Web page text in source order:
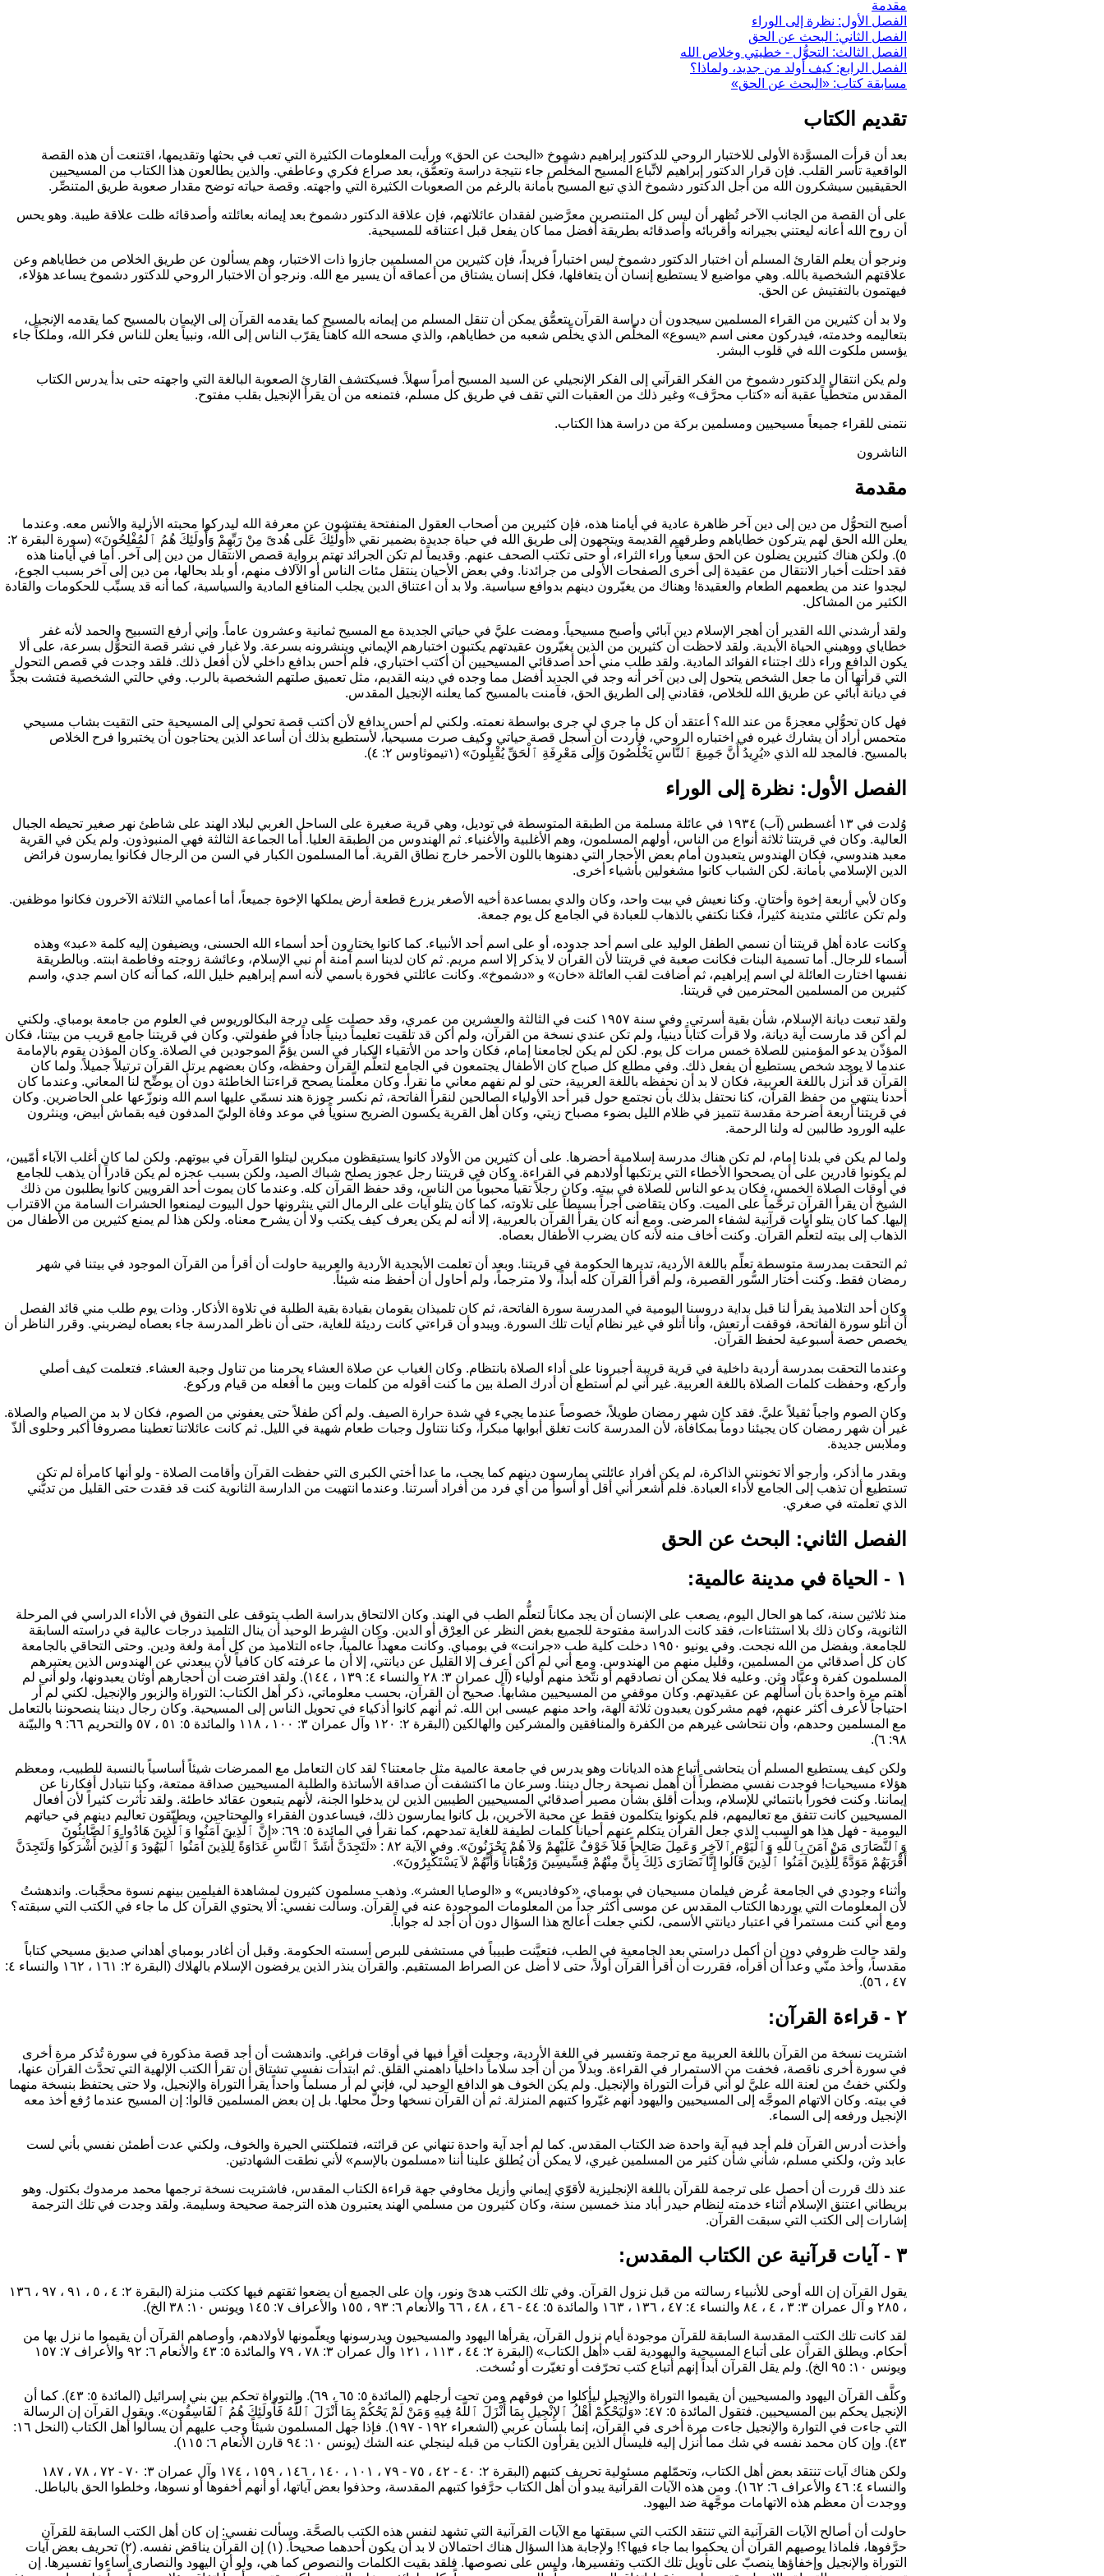
مقدمة
الفصل الأول: نظرة إلى الوراء
الفصل الثاني: البحث عن الحق
الفصل الثالث: التحوُّل - خطيتي وخلاص الله
الفصل الرابع: كيف أولد من جديد، ولماذا؟
مسابقة كتاب: «البحث عن الحق»
تقديم الكتاب
بعد أن قرأت المسوَّدة الأولى للاختبار الروحي للدكتور إبراهيم دشموخ «البحث عن الحق» ورأيت المعلومات الكثيرة التي تعب في بحثها وتقديمها، اقتنعت أن هذه القصة
الواقعية تأسر القلب. فإن قرار الدكتور إبراهيم لاتِّباع المسيح المخلِّص جاء نتيجة دراسة وتعمُّق، بعد صراع فكري وعاطفي. والذين يطالعون هذا الكتاب من المسيحيين
الحقيقيين سيشكرون الله من أجل الدكتور دشموخ الذي تبع المسيح بأمانة بالرغم من الصعوبات الكثيرة التي واجهته. وقصة حياته توضح مقدار صعوبة طريق المتنصِّر.
على أن القصة من الجانب الآخر تُظهر أن ليس كل المتنصرين معرَّضين لفقدان عائلاتهم، فإن علاقة الدكتور دشموخ بعد إيمانه بعائلته وأصدقائه ظلت علاقة طيبة. وهو يحس
أن روح الله أعانه ليعتني بجيرانه وأقربائه وأصدقائه بطريقة أفضل مما كان يفعل قبل اعتناقه للمسيحية.
ونرجو أن يعلم القارئ المسلم أن اختبار الدكتور دشموخ ليس اختباراً فريداً، فإن كثيرين من المسلمين جازوا ذات الاختبار، وهم يسألون عن طريق الخلاص من خطاياهم وعن
علاقتهم الشخصية بالله. وهي مواضيع لا يستطيع إنسان أن يتغافلها، فكل إنسان يشتاق من أعماقه أن يسير مع الله. ونرجو أن الاختبار الروحي للدكتور دشموخ يساعد هؤلاء،
فيهتمون بالتفتيش عن الحق.
ولا بد أن كثيرين من القراء المسلمين سيجدون أن دراسة القرآن بتعمُّق يمكن أن تنقل المسلم من إيمانه بالمسيح كما يقدمه القرآن إلى الإيمان بالمسيح كما يقدمه الإنجيل،
بتعاليمه وخدمته، فيدركون معنى اسم «يسوع» المخلِّص الذي يخلِّص شعبه من خطاياهم، والذي مسحه الله كاهناً يقرّب الناس إلى الله، ونبياً يعلن للناس فكر الله، وملكاً جاء
يؤسس ملكوت الله في قلوب البشر.
ولم يكن انتقال الدكتور دشموخ من الفكر القرآني إلى الفكر الإنجيلي عن السيد المسيح أمراً سهلاً. فسيكتشف القارئ الصعوبة البالغة التي واجهته حتى بدأ يدرس الكتاب
المقدس متخطّياً عقبة أنه «كتاب محرَّف» وغير ذلك من العقبات التي تقف في طريق كل مسلم، فتمنعه من أن يقرأ الإنجيل بقلب مفتوح.
نتمنى للقراء جميعاً مسيحيين ومسلمين بركة من دراسة هذا الكتاب.
الناشرون
مقدمة
أصبح التحوُّل من دين إلى دين آخر ظاهرة عادية في أيامنا هذه، فإن كثيرين من أصحاب العقول المنفتحة يفتشون عن معرفة الله ليدركوا محبته الأزلية والأنس معه. وعندما
يعلن الله الحق لهم يتركون خطاياهم وطرقهم القديمة ويتجهون إلى طريق الله في حياة جديدة بضمير نقي «أُولَئِكَ عَلَى هُدىً مِنْ رَبِّهِمْ وَأُولَئِكَ هُمُ ٱلْمُفْلِحُونَ»
(سورة البقرة ٢:
٥). ولكن هناك كثيرين يضلون عن الحق سعياً وراء الثراء، أو حتى تكتب الصحف عنهم. وقديماً لم تكن الجرائد تهتم برواية قصص الانتقال من دين إلى آخر. أما في أيامنا هذه
فقد احتلت أخبار الانتقال من عقيدة إلى أخرى الصفحات الأولى من جرائدنا. وفي بعض الأحيان ينتقل مئات الناس أو الآلاف منهم، أو بلد بحالها، من دين إلى آخر بسبب الجوع،
ليجدوا عند من يطعمهم الطعام والعقيدة! وهناك من يغيّرون دينهم بدوافع سياسية. ولا بد أن اعتناق الدين يجلب المنافع المادية والسياسية، كما أنه قد يسبِّب للحكومات والقادة
الكثير من المشاكل.
ولقد أرشدني الله القدير أن أهجر الإسلام دين آبائي وأصبح مسيحياً. ومضت عليَّ في حياتي الجديدة مع المسيح ثمانية وعشرون عاماً. وإني أرفع التسبيح والحمد لأنه غفر
خطاياي ووهبني الحياة الأبدية. ولقد لاحظت أن كثيرين من الذين يغيّرون عقيدتهم يكتبون اختبارهم الإيماني وينشرونه بسرعة. ولا غبار في نشر قصة التحوُّل بسرعة، على ألا
يكون الدافع وراء ذلك اجتناء الفوائد المادية. ولقد طلب مني أحد أصدقائي المسيحيين أن أكتب اختباري، فلم أحس بدافع داخلي لأن أفعل ذلك. فلقد وجدت في قصص التحول
التي قرأتها أن ما جعل الشخص يتحول إلى دين آخر أنه وجد في الجديد أفضل مما وجده في دينه القديم، مثل تعميق صلتهم الشخصية بالرب. وفي حالتي الشخصية فتشت بجدٍّ
في ديانة آبائي عن طريق الله للخلاص، فقادني إلى الطريق الحق، فآمنت بالمسيح كما يعلنه الإنجيل المقدس.
فهل كان تحوُّلي معجزةً من عند الله؟ أعتقد أن كل ما جرى لي جرى بواسطة نعمته. ولكني لم أحس بدافع لأن أكتب قصة تحولي إلى المسيحية حتى التقيت بشاب مسيحي
متحمس أراد أن يشارك غيره في اختباره الروحي، فأردت أن أسجل قصة حياتي وكيف صرت مسيحياً، لأستطيع بذلك أن أساعد الذين يحتاجون أن يختبروا فرح الخلاص
بالمسيح. فالمجد لله الذي «يُرِيدُ أَنَّ جَمِيعَ ٱلنَّاسِ يَخْلُصُونَ وَإِلَى مَعْرِفَةِ ٱلْحَقِّ يُقْبِلُونَ» (١تيموثاوس ٢: ٤).
الفصل الأول: نظرة إلى الوراء
وُلدت في ١٣ أغسطس (آب) ١٩٣٤ في عائلة مسلمة من الطبقة المتوسطة في توديل، وهي قرية صغيرة على الساحل الغربي لبلاد الهند على شاطئ نهر صغير تحيطه الجبال
العالية. وكان في قريتنا ثلاثة أنواع من الناس، أولهم المسلمون، وهم الأغلبية والأغنياء. ثم الهندوس من الطبقة العليا. أما الجماعة الثالثة فهي المنبوذون. ولم يكن في القرية
معبد هندوسي، فكان الهندوس يتعبدون أمام بعض الأحجار التي دهنوها باللون الأحمر خارج نطاق القرية. أما المسلمون الكبار في السن من الرجال فكانوا يمارسون فرائض
الدين الإسلامي بأمانة. لكن الشباب كانوا مشغولين بأشياء أخرى.
وكان لأبي أربعة إخوة وأختان. وكنا نعيش في بيت واحد، وكان والدي بمساعدة أخيه الأصغر يزرع قطعة أرض يملكها الإخوة جميعاً، أما أعمامي الثلاثة الآخرون فكانوا موظفين.
ولم تكن عائلتي متدينة كثيراً، فكنا نكتفي بالذهاب للعبادة في الجامع كل يوم جمعة.
وكانت عادة أهل قريتنا أن نسمي الطفل الوليد على اسم أحد جدوده، أو على اسم أحد الأنبياء. كما كانوا يختارون أحد أسماء الله الحسنى، ويضيفون إليه كلمة «عبد» وهذه
أسماء للرجال. أما تسمية البنات فكانت صعبة في قريتنا لأن القرآن لا يذكر إلا اسم مريم. ثم كان لدينا اسم آمنة أم نبي الإسلام، وعائشة زوجته وفاطمة ابنته. وبالطريقة
نفسها اختارت العائلة لي اسم إبراهيم، ثم أضافت لقب العائلة «خان» و «دشموخ». وكانت عائلتي فخورة باسمي لأنه اسم إبراهيم خليل الله، كما أنه كان اسم جدي، واسم
كثيرين من المسلمين المحترمين في قريتنا.
ولقد تبعت ديانة الإسلام، شأن بقية أسرتي. وفي سنة ١٩٥٧ كنت في الثالثة والعشرين من عمري، وقد حصلت على درجة البكالوريوس في العلوم من جامعة بومباي. ولكني
لم أكن قد مارست أية ديانة، ولا قرأت كتاباً دينياً، ولم تكن عندي نسخة من القرآن، ولم أكن قد تلقيت تعليماً دينياً جاداً في طفولتي. وكان في قريتنا جامع قريب من بيتنا، فكان
المؤذّن يدعو المؤمنين للصلاة خمس مرات كل يوم. لكن لم يكن لجامعنا إمام، فكان واحد من الأتقياء الكبار في السن يؤمُّ الموجودين في الصلاة. وكان المؤذن يقوم بالإمامة
عندما لا يوجد شخص يستطيع أن يفعل ذلك. وفي مطلع كل صباح كان الأطفال يجتمعون في الجامع لتعلُّم القرآن وحفظه، وكان بعضهم يرتل القرآن ترتيلاً جميلاً. ولما كان
القرآن قد أُنزل باللغة العربية، فكان لا بد أن نحفظه باللغة العربية، حتى لو لم نفهم معاني ما نقرأ. وكان معلّمنا يصحح قراءتنا الخاطئة دون أن يوضِّح لنا المعاني. وعندما كان
أحدنا ينتهي من حفظ القرآن، كنا نحتفل بذلك بأن نجتمع حول قبر أحد الأولياء الصالحين لنقرأ الفاتحة، ثم نكسر جوزة هند نسمّي عليها اسم الله ونوزّعها على الحاضرين. وكان
في قريتنا أربعة أضرحة مقدسة تتميز في ظلام الليل بضوء مصباح زيتي، وكان أهل القرية يكسون الضريح سنوياً في موعد وفاة الوليّ المدفون فيه بقماش أبيض، وينثرون
عليه الورود طالبين له ولنا الرحمة.
ولما لم يكن في بلدنا إمام، لم تكن هناك مدرسة إسلامية أحضرها. على أن كثيرين من الأولاد كانوا يستيقظون مبكرين ليتلوا القرآن في بيوتهم. ولكن لما كان أغلب الآباء أمّيين،
لم يكونوا قادرين على أن يصححوا الأخطاء التي يرتكبها أولادهم في القراءة. وكان في قريتنا رجل عجوز يصلح شباك الصيد، ولكن بسبب عجزه لم يكن قادراً أن يذهب للجامع
في أوقات الصلاة الخمس، فكان يدعو الناس للصلاة في بيته. وكان رجلاً تقياً محبوباً من الناس، وقد حفظ القرآن كله. وعندما كان يموت أحد القرويين كانوا يطلبون من ذلك
الشيخ أن يقرأ القرآن ترحُّماً على الميت. وكان يتقاضى أجراً بسيطاً على تلاوته، كما كان يتلو آيات على الرمال التي ينثرونها حول البيوت ليمنعوا الحشرات السامة من الاقتراب
إليها. كما كان يتلو آيات قرآنية لشفاء المرضى. ومع أنه كان يقرأ القرآن بالعربية، إلا أنه لم يكن يعرف كيف يكتب ولا أن يشرح معناه. ولكن هذا لم يمنع كثيرين من الأطفال من
الذهاب إلى بيته لتعلُّم القرآن. وكنت أخاف منه لأنه كان يضرب الأطفال بعصاه.
ثم التحقت بمدرسة متوسطة تعلِّم باللغة الأردية، تديرها الحكومة في قريتنا. وبعد أن تعلمت الأبجدية الأردية والعربية حاولت أن أقرأ من القرآن الموجود في بيتنا في شهر
رمضان فقط. وكنت أختار السُّور القصيرة، ولم أقرأ القرآن كله أبداً، ولا مترجماً، ولم أحاول أن أحفظ منه شيئاً.
وكان أحد التلاميذ يقرأ لنا قبل بداية دروسنا اليومية في المدرسة سورة الفاتحة، ثم كان تلميذان يقومان بقيادة بقية الطلبة في تلاوة الأذكار. وذات يوم طلب مني قائد الفصل
أن أتلو سورة الفاتحة، فوقفت أرتعش، وأنا أتلو في غير نظام آيات تلك السورة. ويبدو أن قراءتي كانت رديئة للغاية، حتى أن ناظر المدرسة جاء بعصاه ليضربني. وقرر الناظر أن
يخصص حصة أسبوعية لحفظ القرآن.
وعندما التحقت بمدرسة أردية داخلية في قرية قريبة أجبرونا على أداء الصلاة بانتظام. وكان الغياب عن صلاة العشاء يحرمنا من تناول وجبة العشاء. فتعلمت كيف أصلي
وأركع، وحفظت كلمات الصلاة باللغة العربية. غير أني لم أستطع أن أدرك الصلة بين ما كنت أقوله من كلمات وبين ما أفعله من قيام وركوع.
وكان الصوم واجباً ثقيلاً عليَّ. فقد كان شهر رمضان طويلاً، خصوصاً عندما يجيء في شدة حرارة الصيف. ولم أكن طفلاً حتى يعفوني من الصوم، فكان لا بد من الصيام والصلاة.
غير أن شهر رمضان كان يجيئنا دوماً بمكافأة، لأن المدرسة كانت تغلق أبوابها مبكراً، وكنا نتناول وجبات طعام شهية في الليل. ثم كانت عائلاتنا تعطينا مصروفاً أكبر وحلوى ألذّ
وملابس جديدة.
وبقدر ما أذكر، وأرجو ألا تخونني الذاكرة، لم يكن أفراد عائلتي يمارسون دينهم كما يجب، ما عدا أختي الكبرى التي حفظت القرآن وأقامت الصلاة - ولو أنها كامرأة لم تكن
تستطيع أن تذهب إلى الجامع لأداء العبادة. فلم أشعر أني أقل أو أسوأ من أي فرد من أفراد أسرتنا. وعندما انتهيت من الدارسة الثانوية كنت قد فقدت حتى القليل من تديُّني
الذي تعلمته في صغري.
الفصل الثاني: البحث عن الحق
١ - الحياة في مدينة عالمية:
منذ ثلاثين سنة، كما هو الحال اليوم، يصعب على الإنسان أن يجد مكاناً لتعلُّم الطب في الهند. وكان الالتحاق بدراسة الطب يتوقف على التفوق في الأداء الدراسي في المرحلة
الثانوية، وكان ذلك بلا استثناءات، فقد كانت الدراسة مفتوحة للجميع بغض النظر عن العِرْق أو الدين. وكان الشرط الوحيد أن ينال التلميذ درجات عالية في دراسته السابقة
للجامعة. وبفضل من الله نجحت. وفي يونيو ١٩٥٠ دخلت كلية طب
«جرانت» في بومباي. وكانت معهداً عالمياً، جاءه التلاميذ من كل أمة ولغة ودين. وحتى التحاقي بالجامعة
كان كل أصدقائي من المسلمين، وقليل منهم من الهندوس. ومع أني لم أكن أعرف إلا القليل عن ديانتي، إلا أن ما عرفته كان كافياً لأن يبعدني عن الهندوس الذين يعتبرهم
المسلمون كفرة وعبَّاد وثن. وعليه فلا يمكن أن نصادقهم أو نتَّخذ منهم أولياء (آل عمران ٣: ٢٨ والنساء ٤: ١٣٩ ، ١٤٤). ولقد افترضت أن أحجارهم أوثان يعبدونها، ولو أني لم
أهتم مرة واحدة بأن أسألهم عن عقيدتهم. وكان موقفي من المسيحيين مشابهاً. صحيح أن القرآن، بحسب معلوماتي، ذكر أهل الكتاب: التوراة والزبور والإنجيل. لكني لم أر
احتياجاً لأعرف أكثر عنهم، فهم مشركون يعبدون ثلاثة آلهة، واحد منهم عيسى ابن الله. ثم أنهم كانوا أذكياء في تحويل الناس إلى المسيحية. وكان رجال ديننا ينصحوننا بالتعامل
مع المسلمين وحدهم، وأن نتحاشى غيرهم من الكفرة والمنافقين والمشركين والهالكين (البقرة ٢: ١٢٠ وآل عمران ٣: ١٠٠ ، ١١٨ والمائدة ٥: ٥١ ، ٥٧ والتحريم ٦٦: ٩ والبيّنة
٩٨: ٦).
ولكن كيف يستطيع المسلم أن يتحاشى أتباع هذه الديانات وهو يدرس في جامعة عالمية مثل جامعتنا؟ لقد كان التعامل مع الممرضات شيئاً أساسياً بالنسبة للطبيب، ومعظم
هؤلاء مسيحيات! فوجدت نفسي مضطراً أن أهمل نصيحة رجال ديننا. وسرعان ما اكتشفت أن صداقة الأساتذة والطلبة المسيحيين صداقة ممتعة، وكنا نتبادل أفكارنا عن
إيماننا. وكنت فخوراً بانتمائي للإسلام، وبدأت أقلق بشأن مصير أصدقائي المسيحيين الطيبين الذين لن يدخلوا الجنة، لأنهم يتبعون عقائد خاطئة. ولقد تأثرت كثيراً لأن أفعال
المسيحيين كانت تتفق مع تعاليمهم، فلم يكونوا يتكلمون فقط عن محبة الآخرين، بل كانوا يمارسون ذلك، فيساعدون الفقراء والمحتاجين، ويطبّقون تعاليم دينهم في حياتهم
اليومية - فهل هذا هو السبب الذي جعل القرآن يتكلم عنهم أحياناً كلمات لطيفة للغاية تمدحهم، كما نقرأ في المائدة ٥: ٦٩:
«إِنَّ ٱلَّذِينَ آمَنُوا وَٱلَّذِينَ هَادُوا وَٱلصَّابِئُونَ
وَٱلنَّصَارَى مَنْ آمَنَ بِٱللَّهِ وَٱلْيَوْمِ ٱلآخِرِ وَعَمِلَ صَالِحاً فَلاَ خَوْفٌ عَلَيْهِمْ وَلاَ هُمْ يَحْزَنُونَ». وفي الآية ٨٢ :
«لَتَجِدَنَّ أَشَدَّ ٱلنَّاسِ عَدَاوَةً لِلَّذِينَ آمَنُوا ٱلْيَهُودَ وَٱلَّذِينَ أَشْرَكُوا وَلَتَجِدَنَّ
أَقْرَبَهُمْ مَوَدَّةً لِلَّذِينَ آمَنُوا ٱلَّذِينَ قَالُوا إِنَّا نَصَارَى ذَلِكَ بِأَنَّ مِنْهُمْ قِسِّيسِينَ وَرُهْبَاناً وَأَنَّهُمْ لاَ يَسْتَكْبِرُونَ».
وأثناء وجودي في الجامعة عُرض فيلمان مسيحيان في بومباي، «كوفاديس» و «الوصايا العشر». وذهب مسلمون كثيرون لمشاهدة الفيلمين بينهم نسوة محجَّبات. واندهشتُ
لأن المعلومات التي يوردها الكتاب المقدس عن موسى أكثر جداً من المعلومات الموجودة عنه في القرآن. وسألت نفسي: ألا يحتوي القرآن كل ما جاء في الكتب التي سبقته؟
ومع أني كنت مستمراً في اعتبار ديانتي الأسمى، لكني جعلت أعالج هذا السؤال دون أن أجد له جواباً.
ولقد حالت ظروفي دون أن أكمل دراستي بعد الجامعية في الطب، فتعيَّنت طبيباً في مستشفى للبرص أسسته الحكومة. وقبل أن أغادر بومباي أهداني صديق مسيحي كتاباً
مقدساً، وأخذ منّي وعداً أن أقرأه، فقررت أن أقرأ القرآن أولاً، حتى لا أضل عن الصراط المستقيم. والقرآن ينذر الذين يرفضون الإسلام بالهلاك (البقرة ٢: ١٦١ ، ١٦٢ والنساء ٤:
٤٧ ، ٥٦).
٢ - قراءة القرآن:
اشتريت نسخة من القرآن باللغة العربية مع ترجمة وتفسير في اللغة الأردية، وجعلت أقرأ فيها في أوقات فراغي. واندهشت أن أجد قصة مذكورة في سورة تُذكر مرة أخرى
في سورة أخرى ناقصة، فخفت من الاستمرار في القراءة. وبدلاً من أن أجد سلاماً داخلياً داهمني القلق. ثم ابتدأت نفسي تشتاق أن تقرأ الكتب الإلهية التي تحدَّث القرآن عنها،
ولكني خفتُ من لعنة الله عليَّ لو أني قرأت التوراة والإنجيل. ولم يكن الخوف هو الدافع الوحيد لي، فإني لم أر مسلماً واحداً يقرأ التوراة والإنجيل، ولا حتى يحتفظ بنسخة منهما
في بيته. وكان الاتهام الموجَّه إلى المسيحيين واليهود أنهم غيّروا كتبهم المنزلة. ثم أن القرآن نسخها وحلَّ محلها. بل إن بعض المسلمين قالوا: إن المسيح عندما رُفع أخذ معه
الإنجيل ورفعه إلى السماء.
وأخذت أدرس القرآن فلم أجد فيه آية واحدة ضد الكتاب المقدس. كما لم أجد آية واحدة تنهاني عن قرائته، فتملكتني الحيرة والخوف، ولكني عدت أطمئن نفسي بأني لست
عابد وثن، ولكني مسلم، شأني شأن كثير من المسلمين غيري، لا يمكن أن يُطلق علينا أننا «مسلمون بالإسم» لأني نطقت الشهادتين.
عند ذلك قررت أن أحصل على ترجمة للقرآن باللغة الإنجليزية لأقوّي إيماني وأزيل مخاوفي جهة قراءة الكتاب المقدس، فاشتريت نسخة ترجمها محمد مرمدوك بكتول. وهو
بريطاني اعتنق الإسلام أثناء خدمته لنظام حيدر أباد منذ خمسين سنة، وكان كثيرون من مسلمي الهند يعتبرون هذه الترجمة صحيحة وسليمة. ولقد وجدت في تلك الترجمة
إشارات إلى الكتب التي سبقت القرآن.
٣ - آيات قرآنية عن الكتاب المقدس:
يقول القرآن إن الله أوحى للأنبياء رسالته من قبل نزول القرآن. وفي تلك الكتب هدىً ونور، وإن على الجميع أن يضعوا ثقتهم فيها ككتب منزلة (البقرة ٢: ٤ ، ٥ ، ٩١ ، ٩٧ ، ١٣٦
، ٢٨٥ و آل عمران ٣: ٣ ، ٤ ، ٨٤ والنساء ٤: ٤٧ ، ١٣٦ ، ١٦٣ والمائدة ٥: ٤٤ - ٤٦ ، ٤٨ ، ٦٦ والأنعام ٦: ٩٣ ، ١٥٥ والأعراف ٧: ١٤٥ ويونس ١٠: ٣٨ الخ).
لقد كانت تلك الكتب المقدسة السابقة للقرآن موجودة أيام نزول القرآن، يقرأها اليهود والمسيحيون ويدرسونها ويعلّمونها لأولادهم، وأوصاهم القرآن أن يقيموا ما نزل بها من
أحكام. ويطلق القرآن على أتباع المسيحية واليهودية لقب «أهل الكتاب»
(البقرة ٢: ٤٤ ، ١١٣ ، ١٢١ وآل عمران ٣: ٧٨ ، ٧٩ والمائدة ٥: ٤٣ والأنعام ٦: ٩٢ والأعراف ٧: ١٥٧
ويونس ١٠: ٩٥ الخ). ولم يقل القرآن أبداً إنهم أتباع كتب تحرّفت أو تغيّرت أو نُسخت.
وكلَّف القرآن اليهود والمسيحيين أن يقيموا التوراة والإنجيل ليأكلوا من فوقهم ومن تحت أرجلهم (المائدة ٥: ٦٥ ، ٦٩). والتوراة تحكم بين بني إسرائيل (المائدة ٥: ٤٣). كما أن
الإنجيل يحكم بين المسيحيين. فتقول المائدة ٥: ٤٧:
«وَلْيَحْكُمْ أَهْلُ ٱلإِنْجِيلِ بِمَا أَنْزَلَ ٱللَّهُ فِيهِ وَمَنْ لَمْ يَحْكُمْ بِمَا أَنْزَلَ ٱللَّهُ فَأُولَئِكَ هُمُ ٱلْفَاسِقُون». ويقول القرآن إن الرسالة
التي جاءت في التوارة والإنجيل جاءت مرة أخرى في القرآن، إنما بلسان عربي (الشعراء ١٩٢ - ١٩٧). فإذا جهل المسلمون شيئاً وجب عليهم أن يسألوا أهل الكتاب (النحل ١٦:
٤٣). وإن كان محمد نفسه في شك مما أُنزل إليه فليسأل الذين يقرأون الكتاب من قبله لينجلي عنه الشك (يونس ١٠: ٩٤ قارن الأنعام ٦: ١١٥).
ولكن هناك آيات تنتقد بعض أهل الكتاب، وتحمّلهم مسئولية تحريف كتبهم (البقرة ٢: ٤٠ - ٤٢ ، ٧٥ - ٧٩ ، ١٠١ ، ١٤٠ ، ١٤٦ ، ١٥٩ ، ١٧٤ وآل عمران ٣: ٧٠ - ٧٢ ، ٧٨ ، ١٨٧
والنساء ٤: ٤٦ والأعراف ٦: ١٦٢). ومن هذه الآيات القرآنية يبدو أن أهل الكتاب حرَّفوا كتبهم المقدسة، وحذفوا بعض آياتها، أو أنهم أخفوها أو نسوها، وخلطوا الحق بالباطل.
ووجدت أن معظم هذه الاتهامات موجَّهة ضد اليهود.
حاولت أن أصالح الآيات القرآنية التي تنتقد الكتب التي سبقتها مع الآيات القرآنية التي تشهد لنفس هذه الكتب بالصحَّة. وسألت نفسي: إن كان أهل الكتب السابقة للقرآن
حرَّفوها، فلماذا يوصيهم القرآن أن يحكموا بما جاء فيها؟! ولإجابة هذا السؤال هناك احتمالان لا بد أن يكون أحدهما صحيحاً. (١) إن القرآن يناقض نفسه. (٢) تحريف بعض آيات
التوراة والإنجيل وإخفاؤها ينصبّ على تأويل تلك الكتب وتفسيرها، وليس على نصوصها. فلقد بقيت الكلمات والنصوص كما هي، ولو أن اليهود والنصارى أساءوا تفسيرها. إن